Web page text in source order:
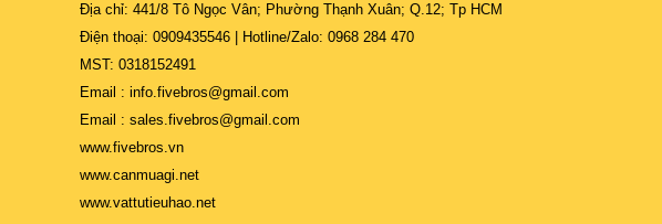
Địa chỉ: 441/8 Tô Ngọc Vân; Phường Thạnh Xuân; Q.12; Tp HCM
Điện thoại: 0909435546 | Hotline/Zalo: 0968 284 470
MST: 0318152491
Email : info.fivebros@gmail.com
Email : sales.fivebros@gmail.com
www.fivebros.vn
www.canmuagi.net
www.vattutieuhao.net